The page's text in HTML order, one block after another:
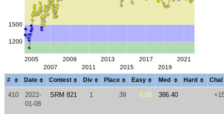
# Date Contest Div Place Easy Med Hard Chal
410
2022-
01-08
SRM 821 1 39 0.00 386.40